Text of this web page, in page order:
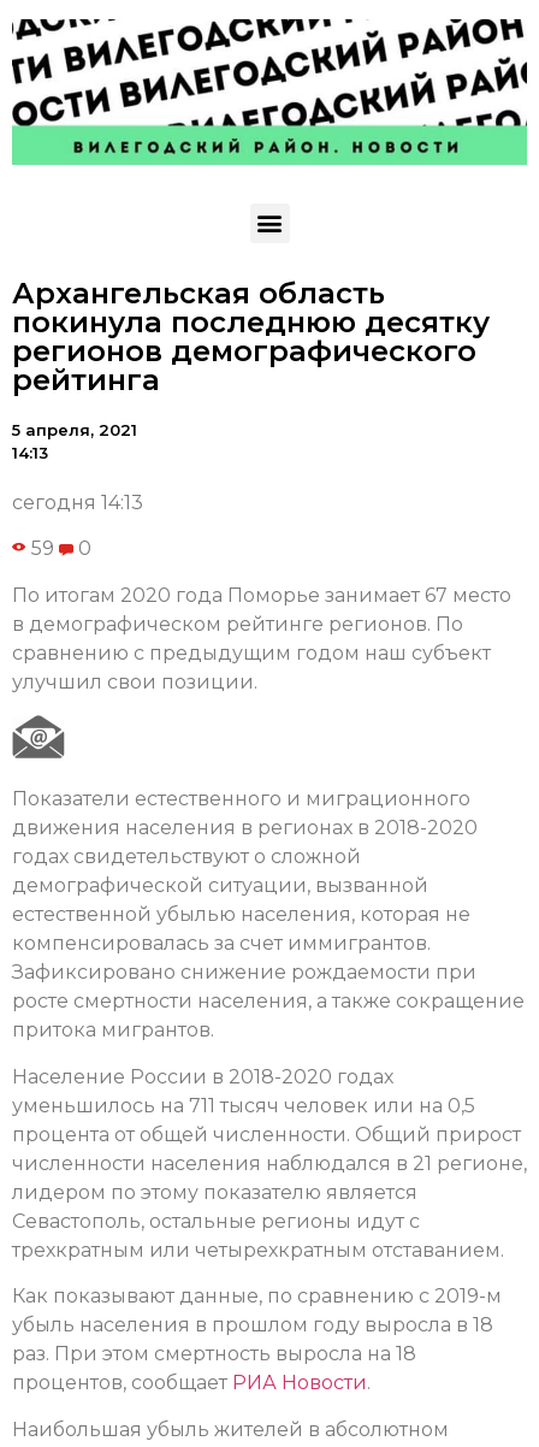
Архангельская область
покинула последнюю десятку
регионов демографического
рейтинга
5 апреля, 2021
14:13
сегодня 14:13
59 0
По итогам 2020 года Поморье занимает 67 место
в демографическом рейтинге регионов. По
сравнению с предыдущим годом наш субъект
улучшил свои позиции.
Показатели естественного и миграционного
движения населения в регионах в 2018-2020
годах свидетельствуют о сложной
демографической ситуации, вызванной
естественной убылью населения, которая не
компенсировалась за счет иммигрантов.
Зафиксировано снижение рождаемости при
росте смертности населения, а также сокращение
притока мигрантов.
Население России в 2018-2020 годах
уменьшилось на 711 тысяч человек или на 0,5
процента от общей численности. Общий прирост
численности населения наблюдался в 21 регионе,
лидером по этому показателю является
Севастополь, остальные регионы идут с
трехкратным или четырехкратным отставанием.
Как показывают данные, по сравнению с 2019-м
убыль населения в прошлом году выросла в 18
раз. При этом смертность выросла на 18
процентов, сообщает РИА Новости.
Наибольшая убыль жителей в абсолютном